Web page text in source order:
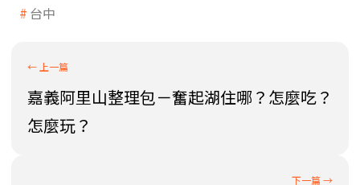
台中
嘉義阿里山整理包－奮起湖住哪？怎麼吃？
怎麼玩？